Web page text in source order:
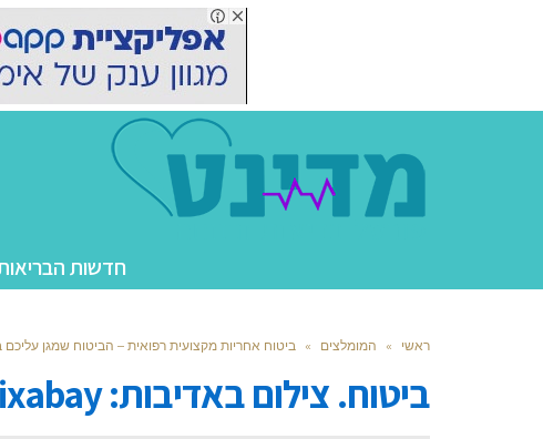
חדשות
ראשי » המומלצים » ביטוח אחריות מקצועית רפואית – הביטוח שמגן
ביטוח. צילום באדיבות: pixabay